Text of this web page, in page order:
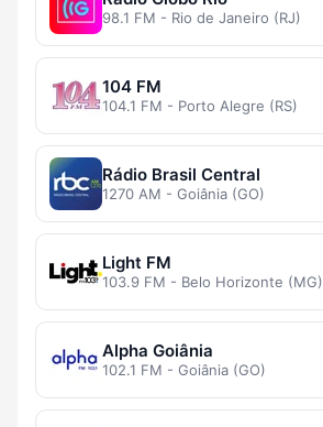
98.1 FM - Rio de Janeiro (RJ)
104 FM
104.1 FM - Porto Alegre (RS)
Rádio Brasil Central
1270 AM - Goiânia (GO)
Light FM
103.9 FM - Belo Horizonte (MG)
Alpha Goiânia
102.1 FM - Goiânia (GO)